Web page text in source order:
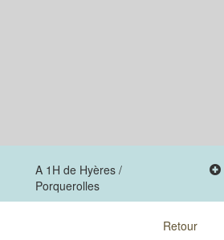
A 1H de Hyères /
Porquerolles
Retour